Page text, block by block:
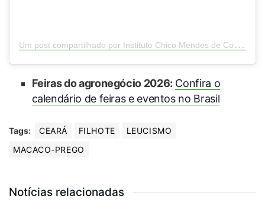
U
m post compartilhado por Instituto Chico Mendes de Conservação da Biodiversidade (@icmbio)
Feiras do agronegócio 2026: Confira o
calendário de feiras e eventos no Brasil
Tags: CEARÁ FILHOTE
LEUCISMO
MACACO-PREGO
Notícias relacionadas